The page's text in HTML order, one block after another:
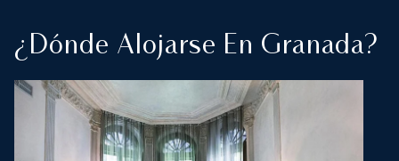
¿Dónde Alojarse En Granada?